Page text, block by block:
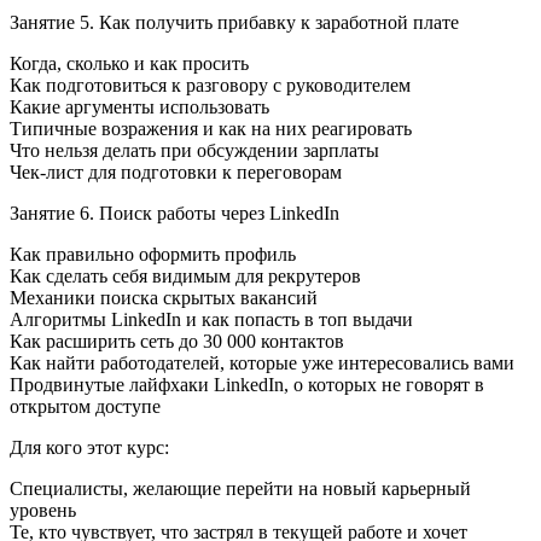
Занятие 5. Как получить прибавку к заработной плате
Когда, сколько и как просить
Как подготовиться к разговору с руководителем
Какие аргументы использовать
Типичные возражения и как на них реагировать
Что нельзя делать при обсуждении зарплаты
Чек-лист для подготовки к переговорам
Занятие 6. Поиск работы через LinkedIn
Как правильно оформить профиль
Как сделать себя видимым для рекрутеров
Механики поиска скрытых вакансий
Алгоритмы LinkedIn и как попасть в топ выдачи
Как расширить сеть до 30 000 контактов
Как найти работодателей, которые уже интересовались вами
Продвинутые лайфхаки LinkedIn, о которых не говорят в
открытом доступе
Для кого этот курс:
Специалисты, желающие перейти на новый карьерный
уровень
Те, кто чувствует, что застрял в текущей работе и хочет